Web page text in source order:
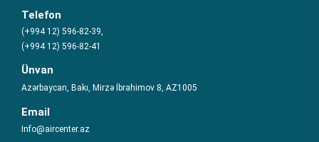
Telefon
(+994 12) 596-82-39,
(+994 12) 596-82-41
Ünvan
Azərbaycan, Bakı, Mirzə İbrahimov 8, AZ1005
Email
Info@aircenter.az